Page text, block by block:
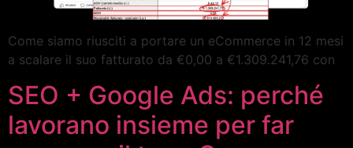
Come siamo riusciti a portare un eCommerce in 12 mesi
a scalare il suo fatturato da €0,00 a €1.309.241,76 con
SEO + Google Ads: perché
lavorano insieme per far